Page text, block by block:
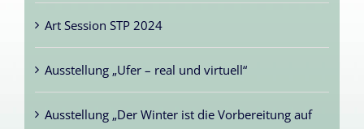
Art Session STP 2024
Ausstellung „Ufer – real und virtuell“
Ausstellung „Der Winter ist die Vorbereitung auf